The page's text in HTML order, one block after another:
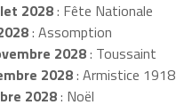
2028: Fête Nationale
: Assomption
2028: Toussaint
2028: Armistice 1918
2028: Noël